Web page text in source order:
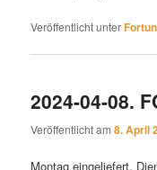
Veröffentlicht unter
2024-04-08.
Veröffentlicht am8. April
Montag eingeliefert,